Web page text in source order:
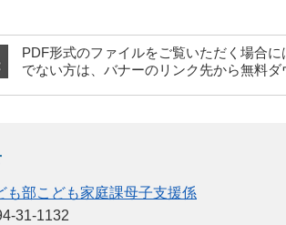
PDF形式のファイルをご覧いただく場合
でない方は、バナーのリンク先から無料ダ
も部こども家庭課母子支援係
31-1132